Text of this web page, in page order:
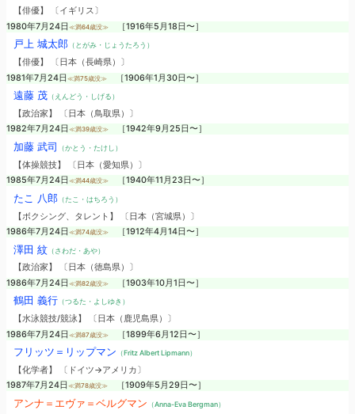
【俳優】 〔イギリス〕
1980年7月24日 ≪満64歳没≫ ［1916年5月18日〜］
戸上 城太郎（とがみ・じょうたろう）
【俳優】 〔日本（長崎県）〕
1981年7月24日 ≪満75歳没≫ ［1906年1月30日〜］
遠藤 茂（えんどう・しげる）
【政治家】 〔日本（鳥取県）〕
1982年7月24日 ≪満39歳没≫ ［1942年9月25日〜］
加藤 武司 （かとう・たけし）
【体操競技】 〔日本（愛知県）〕
1985年7月24日 ≪満44歳没≫ ［1940年11月23日〜］
たこ 八郎（たこ・はちろう）
【ボクシング、タレント】 〔日本（宮城県）〕
1986年7月24日 ≪満74歳没≫ ［1912年4月14日〜］
澤田 紋（さわだ・あや）
【政治家】 〔日本（徳島県）〕
1986年7月24日 ≪満82歳没≫ ［1903年10月1日〜］
鶴田 義行（つるた・よしゆき）
【水泳競技/競泳】 〔日本（鹿児島県）〕
1986年7月24日 ≪満87歳没≫ ［1899年6月12日〜］
フリッツ＝リップマン （Fritz Albert Lipmann）
【化学者】 〔ドイツ→アメリカ〕
1987年7月24日 ≪満78歳没≫ ［1909年5月29日〜］
アンナ＝エヴァ＝ベルグマン （Anna-Eva Bergman）